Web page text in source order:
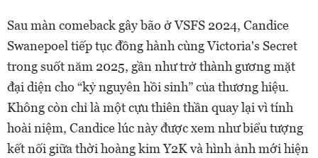
Sau màn comeback gây bão ở VSFS 2024, Candice
Swanepoel tiếp tục đồng hành cùng Victoria's Secret
trong suốt năm 2025, gần như trở thành gương mặt
đại diện cho “kỷ nguyên hồi sinh” của thương hiệu.
Không còn chỉ là một cựu thiên thần quay lại vì tính
hoài niệm, Candice lúc này được xem như biểu tượng
kết nối giữa thời hoàng kim Y2K và hình ảnh mới hiện